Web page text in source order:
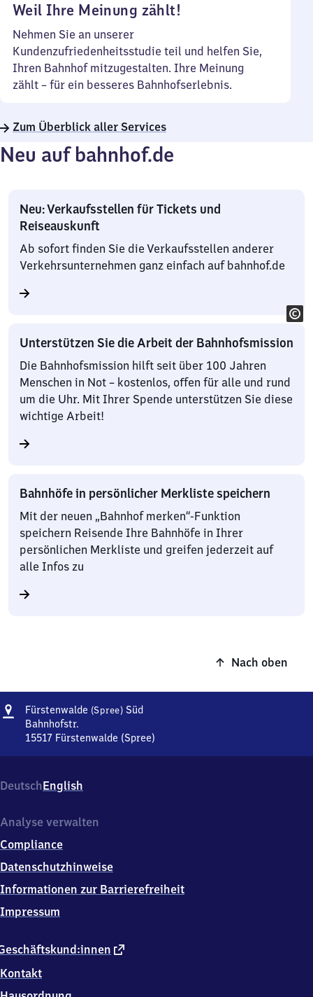
Weil Ihre Meinung zählt!
Nehmen Sie an unserer
Kundenzufriedenheitsstudie teil und helfen Sie,
Ihren Bahnhof mitzugestalten. Ihre Meinung
zählt – für ein besseres Bahnhofserlebnis.
Zum Überblick aller Services
Neu auf bahnhof.de
Neu: Verkaufsstellen für Tickets und
Reiseauskunft
Ab sofort finden Sie die Verkaufsstellen anderer
Verkehrsunternehmen ganz einfach auf bahnhof.de
Unterstützen Sie die Arbeit der Bahnhofsmission
Die Bahnhofsmission hilft seit über 100 Jahren
Menschen in Not – kostenlos, offen für alle und rund
um die Uhr. Mit Ihrer Spende unterstützen Sie diese
wichtige Arbeit!
Bahnhöfe in persönlicher Merkliste speichern
Mit der neuen „Bahnhof merken“-Funktion
speichern Reisende Ihre Bahnhöfe in Ihrer
persönlichen Merkliste und greifen jederzeit auf
alle Infos zu
Nach oben
Adresse
Fürstenwalde (Spree)SüdFürstenwalde
Süd
Bahnhofstr.
15517 Fürstenwalde (Spree)
Süd,
Bahnhofstr.,
5
1
7
(Spree)
DeutschEnglish
externer
Kontakt
Analyse verwalten
Compliance
Datenschutzhinweise
Informationen zur Barrierefreiheit
Impressum